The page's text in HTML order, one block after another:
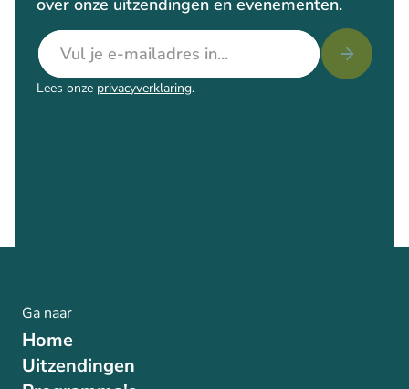
over onze uitzendingen en evenementen.
E-mailadres
Lees onze privacyverklaring.
Ga naar
Home
Uitzendingen